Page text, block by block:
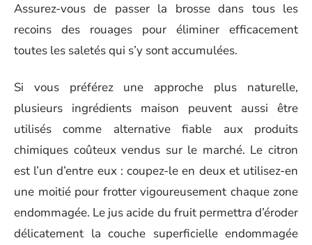
Assurez-vous de passer la brosse dans tous les
recoins des rouages pour éliminer efficacement
toutes les saletés qui s’y sont accumulées.
Si vous préférez une approche plus naturelle,
plusieurs ingrédients maison peuvent aussi être
utilisés comme alternative fiable aux produits
chimiques coûteux vendus sur le marché. Le citron
est l’un d’entre eux : coupez-le en deux et utilisez-en
une moitié pour frotter vigoureusement chaque zone
endommagée. Le jus acide du fruit permettra d’éroder
délicatement la couche superficielle endommagée